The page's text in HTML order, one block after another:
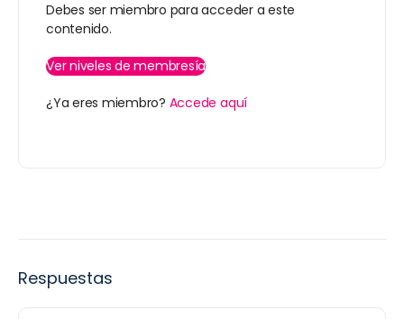
Debes ser miembro para acceder a este
contenido.
Ver niveles de membresía
¿Ya eres miembro? Accede aquí
Respuestas